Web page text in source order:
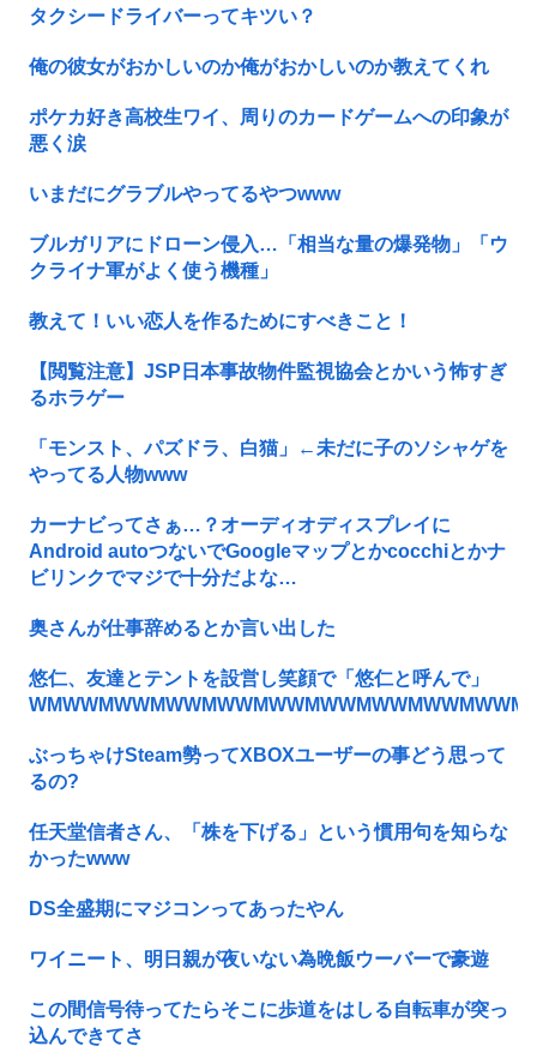
タクシードライバーってキツい？
俺の彼女がおかしいのか俺がおかしいのか教えてくれ
ポケカ好き高校生ワイ、周りのカードゲームへの印象が
悪く涙
いまだにグラブルやってるやつwww
ブルガリアにドローン侵入…「相当な量の爆発物」「ウ
クライナ軍がよく使う機種」
教えて！いい恋人を作るためにすべきこと！
【閲覧注意】JSP日本事故物件監視協会とかいう怖すぎ
るホラゲー
「モンスト、パズドラ、白猫」←未だに子のソシャゲを
やってる人物www
カーナビってさぁ…？オーディオディスプレイに
Android autoつないでGoogleマップとかcocchiとかナ
ビリンクでマジで十分だよな…
奥さんが仕事辞めるとか言い出した
悠仁、友達とテントを設営し笑顔で「悠仁と呼んで」
ぶっちゃけSteam勢ってXBOXユーザーの事どう思って
るの?
任天堂信者さん、「株を下げる」という慣用句を知らな
かったwww
DS全盛期にマジコンってあったやん
ワイニート、明日親が夜いない為晩飯ウーバーで豪遊
この間信号待ってたらそこに歩道をはしる自転車が突っ
込んできてさ